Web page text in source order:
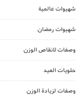
شهيوات عالمية
شهيوات رمضان
وصفات لانقاص الوزن
حلويات العيد
وصفات لزيادة الوزن